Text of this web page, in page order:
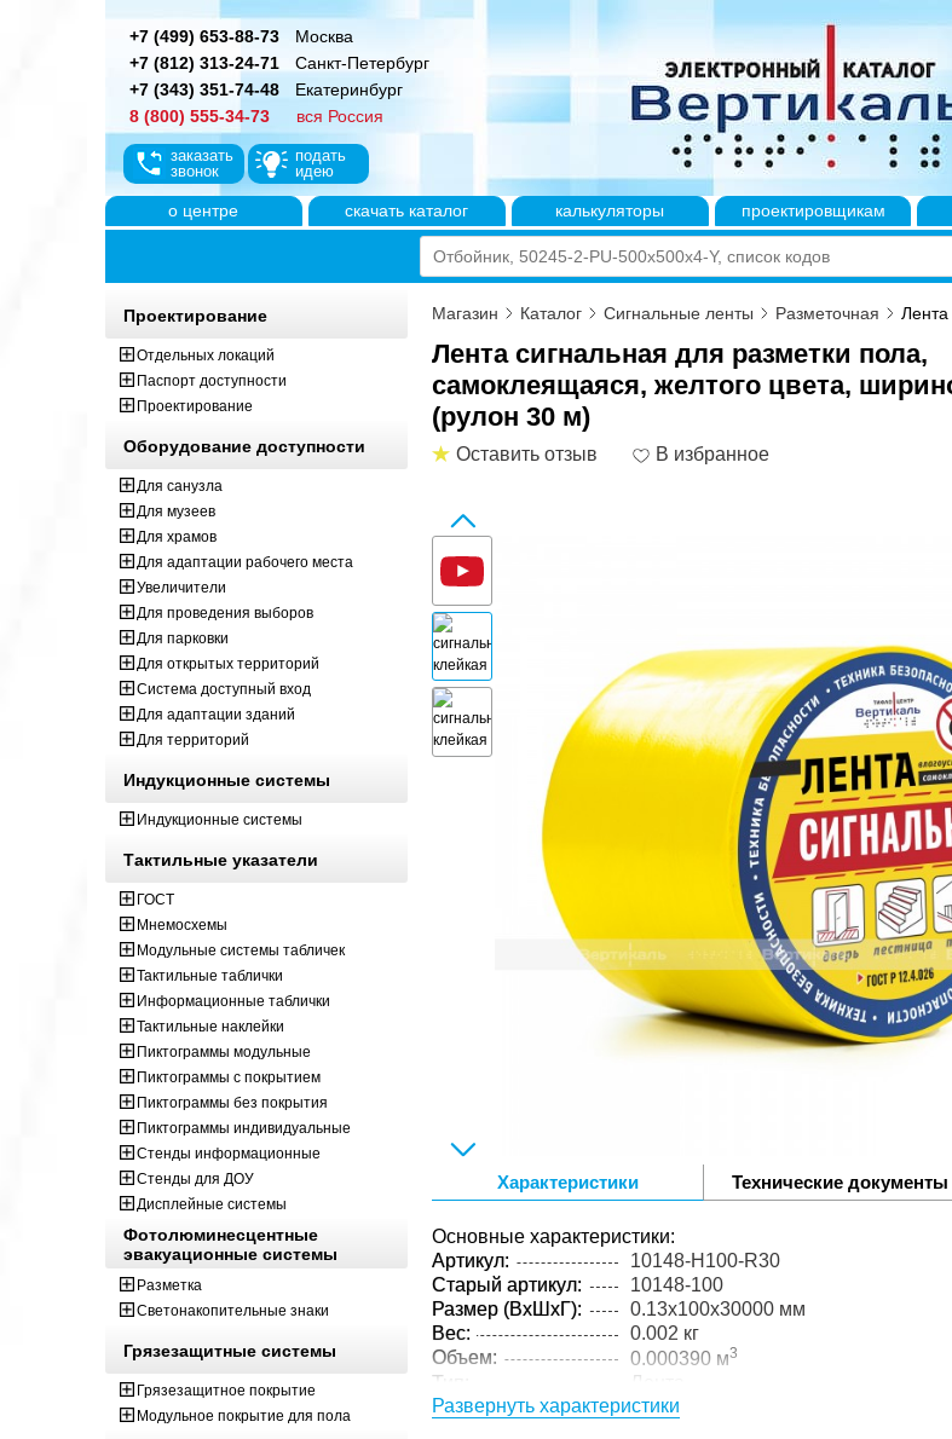
+7 (499) 653-88-73
Москва
+7 (812) 313-24-71
Санкт-Петербург
+7 (343) 351-74-48
Екатеринбург
8 (800) 555-34-73
вся Россия
заказать
звонок
подать
идею
о центре скачать каталог калькуляторы проектировщикам
Магазин Каталог Сигнальные ленты Разметочная
Лента сигнальная для разметки пола,
самоклеящаяся, желтого цвета,
(рулон 30 м)
Оставить отзыв
Характеристики Технические документы
Основные характеристики:
Артикул:
10148-H100-R30
Старый артикул:
10148-100
Размер (ВxШxГ):
0.13x100x30000 мм
Вес:
0.002 кг
Объем:
0.000390 м3
Тип:
Лента
Цвет:
желтый
Развернуть характеристики
Проектирование
Отдельных локаций
Паспорт доступности
Проектирование
Оборудование доступности
Для санузла
Для музеев
Для храмов
Для адаптации рабочего места
Увеличители
Для проведения выборов
Для парковки
Для открытых территорий
Система доступный вход
Для адаптации зданий
Для территорий
Индукционные системы
Индукционные системы
Тактильные указатели
ГОСТ
Мнемосхемы
Модульные системы табличек
Тактильные таблички
Информационные таблички
Тактильные наклейки
Пиктограммы модульные
Пиктограммы с покрытием
Пиктограммы без покрытия
Пиктограммы индивидуальные
Стенды информационные
Стенды для ДОУ
Дисплейные системы
Фотолюминесцентные
эвакуационные системы
Разметка
Светонакопительные знаки
Грязезащитные системы
Грязезащитное покрытие
Модульное покрытие для пола